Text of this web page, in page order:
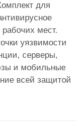
для
мест.
уязвимости
серверы,
и мобильные
всей защитой